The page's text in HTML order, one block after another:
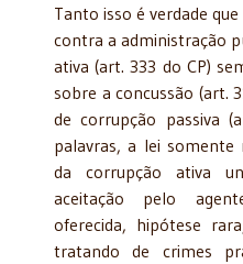
Tanto isso é verdade
contra a administração
ativa (art. 333 do CP)
sobre a concussão (art.
de corrupção passiva
palavras, a lei
da corrupção ativa
aceitação pelo
oferecida, hipótese
tratando de crimes